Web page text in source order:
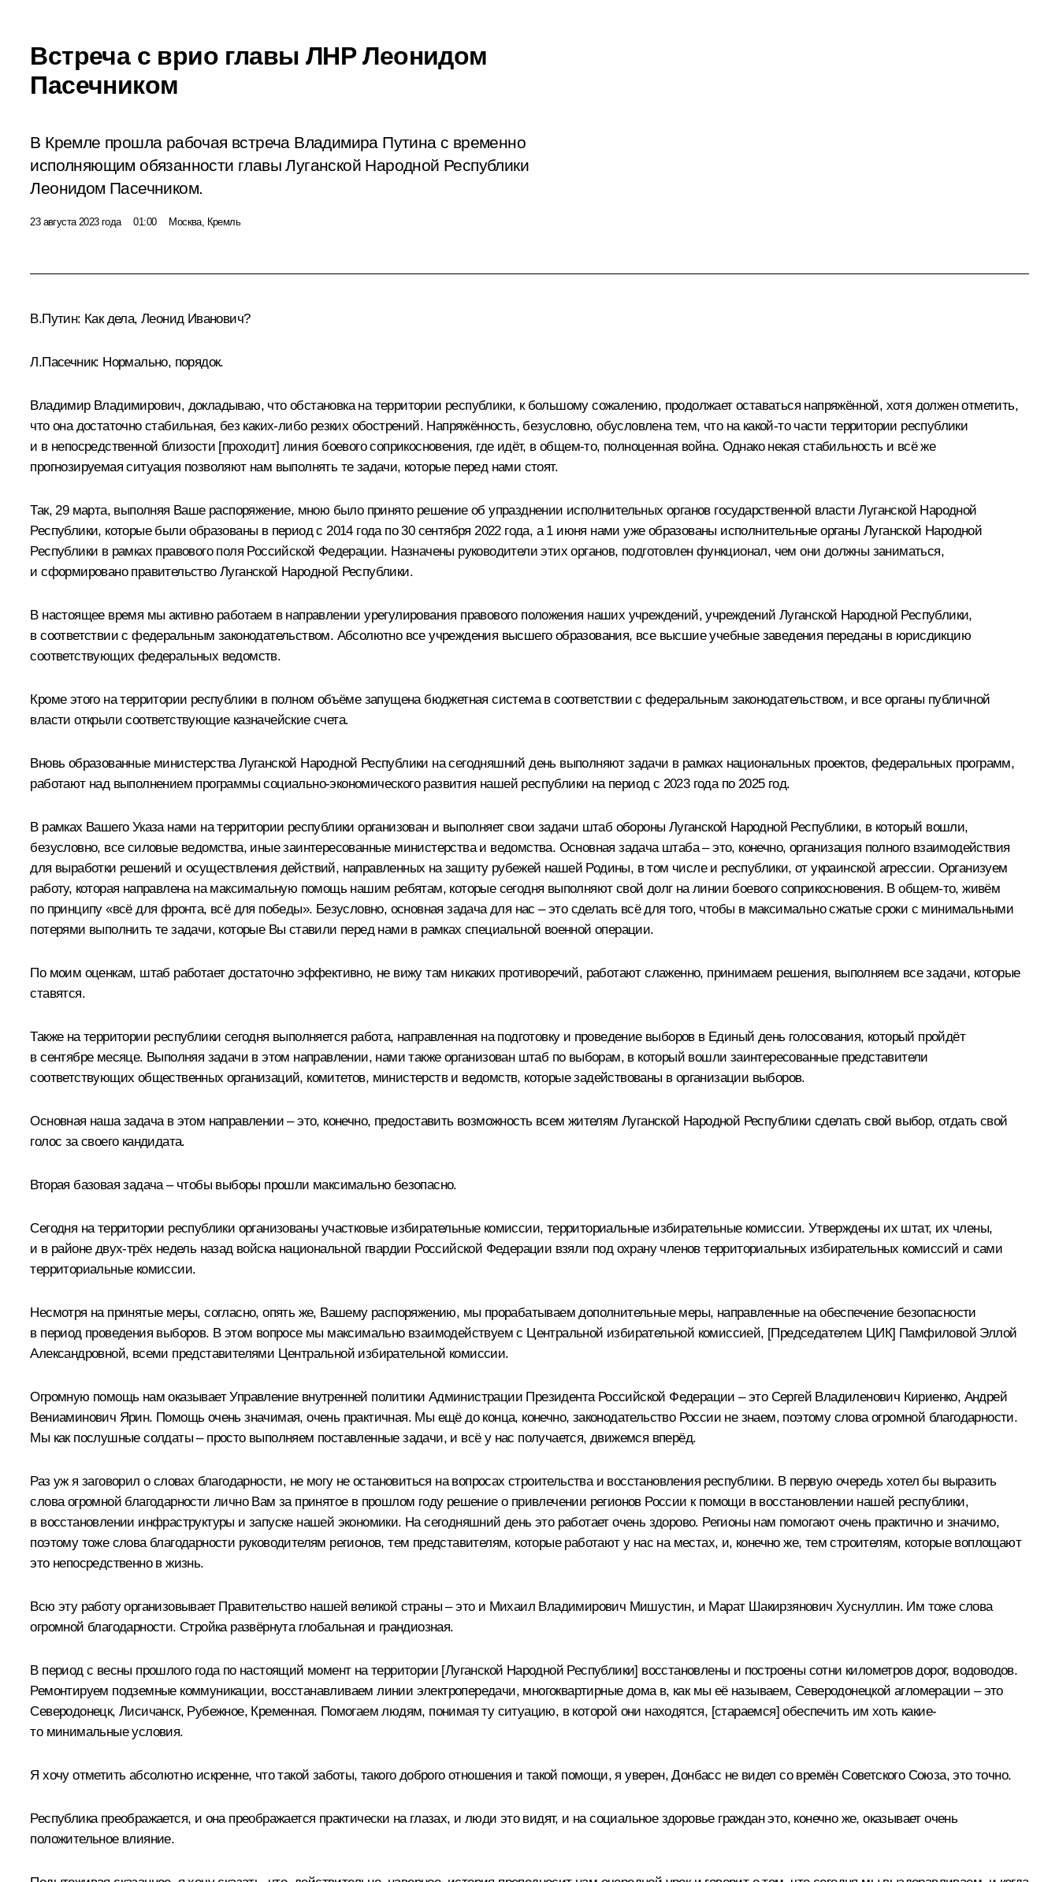
Встреча с врио главы ЛНР Леонидом
Пасечником
В Кремле прошла рабочая встреча Владимира Путина с временно
исполняющим обязанности главы Луганской Народной Республики
Леонидом Пасечником.
23 августа 2023 года 01:00 Москва, Кремль
В.Путин: Как дела, Леонид Иванович?
Л.Пасечник: Нормально, порядок.
Владимир Владимирович, докладываю, что обстановка на территории республики, к большому сожалению, продолжает оставаться напряжённой, хотя должен отметить,
что она достаточно стабильная, без каких-либо резких обострений. Напряжённость, безусловно, обусловлена тем, что на какой-то части территории республики
и в непосредственной близости [проходит] линия боевого соприкосновения, где идёт, в общем-то, полноценная война. Однако некая стабильность и всё же
прогнозируемая ситуация позволяют нам выполнять те задачи, которые перед нами стоят.
Так, 29 марта, выполняя Ваше распоряжение, мною было принято решение об упразднении исполнительных органов государственной власти Луганской Народной
Республики, которые были образованы в период с 2014 года по 30 сентября 2022 года, а 1 июня нами уже образованы исполнительные органы Луганской Народной
Республики в рамках правового поля Российской Федерации. Назначены руководители этих органов, подготовлен функционал, чем они должны заниматься,
и сформировано правительство Луганской Народной Республики.
В настоящее время мы активно работаем в направлении урегулирования правового положения наших учреждений, учреждений Луганской Народной Республики,
в соответствии с федеральным законодательством. Абсолютно все учреждения высшего образования, все высшие учебные заведения переданы в юрисдикцию
соответствующих федеральных ведомств.
Кроме этого на территории республики в полном объёме запущена бюджетная система в соответствии с федеральным законодательством, и все органы публичной
власти открыли соответствующие казначейские счета.
Вновь образованные министерства Луганской Народной Республики на сегодняшний день выполняют задачи в рамках национальных проектов, федеральных программ,
работают над выполнением программы социально-экономического развития нашей республики на период с 2023 года по 2025 год.
В рамках Вашего Указа нами на территории республики организован и выполняет свои задачи штаб обороны Луганской Народной Республики, в который вошли,
безусловно, все силовые ведомства, иные заинтересованные министерства и ведомства. Основная задача штаба – это, конечно, организация полного взаимодействия
для выработки решений и осуществления действий, направленных на защиту рубежей нашей Родины, в том числе и республики, от украинской агрессии. Организуем
работу, которая направлена на максимальную помощь нашим ребятам, которые сегодня выполняют свой долг на линии боевого соприкосновения. В общем-то, живём
по принципу «всё для фронта, всё для победы». Безусловно, основная задача для нас – это сделать всё для того, чтобы в максимально сжатые сроки с минимальными
потерями выполнить те задачи, которые Вы ставили перед нами в рамках специальной военной операции.
По моим оценкам, штаб работает достаточно эффективно, не вижу там никаких противоречий, работают слаженно, принимаем решения, выполняем все задачи, которые
ставятся.
Также на территории республики сегодня выполняется работа, направленная на подготовку и проведение выборов в Единый день голосования, который пройдёт
в сентябре месяце. Выполняя задачи в этом направлении, нами также организован штаб по выборам, в который вошли заинтересованные представители
соответствующих общественных организаций, комитетов, министерств и ведомств, которые задействованы в организации выборов.
Основная наша задача в этом направлении – это, конечно, предоставить возможность всем жителям Луганской Народной Республики сделать свой выбор, отдать свой
голос за своего кандидата.
Вторая базовая задача – чтобы выборы прошли максимально безопасно.
Сегодня на территории республики организованы участковые избирательные комиссии, территориальные избирательные комиссии. Утверждены их штат, их члены,
и в районе двух-трёх недель назад войска национальной гвардии Российской Федерации взяли под охрану членов территориальных избирательных комиссий и сами
территориальные комиссии.
Несмотря на принятые меры, согласно, опять же, Вашему распоряжению, мы прорабатываем дополнительные меры, направленные на обеспечение безопасности
в период проведения выборов. В этом вопросе мы максимально взаимодействуем с Центральной избирательной комиссией, [Председателем ЦИК] Памфиловой Эллой
Александровной, всеми представителями Центральной избирательной комиссии.
Огромную помощь нам оказывает Управление внутренней политики Администрации Президента Российской Федерации – это Сергей Владиленович Кириенко, Андрей
Вениаминович Ярин. Помощь очень значимая, очень практичная. Мы ещё до конца, конечно, законодательство России не знаем, поэтому слова огромной благодарности.
Мы как послушные солдаты – просто выполняем поставленные задачи, и всё у нас получается, движемся вперёд.
Раз уж я заговорил о словах благодарности, не могу не остановиться на вопросах строительства и восстановления республики. В первую очередь хотел бы выразить
слова огромной благодарности лично Вам за принятое в прошлом году решение о привлечении регионов России к помощи в восстановлении нашей республики,
в восстановлении инфраструктуры и запуске нашей экономики. На сегодняшний день это работает очень здорово. Регионы нам помогают очень практично и значимо,
поэтому тоже слова благодарности руководителям регионов, тем представителям, которые работают у нас на местах, и, конечно же, тем строителям, которые воплощают
это непосредственно в жизнь.
Всю эту работу организовывает Правительство нашей великой страны – это и Михаил Владимирович Мишустин, и Марат Шакирзянович Хуснуллин. Им тоже слова
огромной благодарности. Стройка развёрнута глобальная и грандиозная.
В период с весны прошлого года по настоящий момент на территории [Луганской Народной Республики] восстановлены и построены сотни километров дорог, водоводов.
Ремонтируем подземные коммуникации, восстанавливаем линии электропередачи, многоквартирные дома в, как мы её называем, Северодонецкой агломерации – это
Северодонецк, Лисичанск, Рубежное, Кременная. Помогаем людям, понимая ту ситуацию, в которой они находятся, [стараемся] обеспечить им хоть какие-
то минимальные условия.
Я хочу отметить абсолютно искренне, что такой заботы, такого доброго отношения и такой помощи, я уверен, Донбасс не видел со времён Советского Союза, это точно.
Республика преображается, и она преображается практически на глазах, и люди это видят, и на социальное здоровье граждан это, конечно же, оказывает очень
положительное влияние.